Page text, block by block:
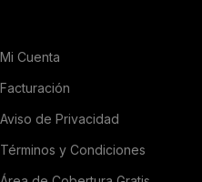
Mi Cuenta
Facturación
Aviso de Privacidad
Términos y Condiciones